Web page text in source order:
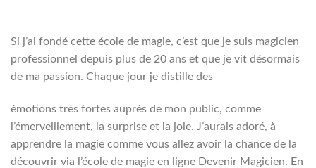
Si j’ai fondé cette école de magie, c’est que je suis magicien
professionnel depuis plus de 20 ans et que je vit désormais
de ma passion. Chaque jour je distille des
émotions très fortes auprès de mon public, comme
l’émerveillement, la surprise et la joie. J’aurais adoré, à
apprendre la magie comme vous allez avoir la chance de la
découvrir via l’école de magie en ligne Devenir Magicien. En